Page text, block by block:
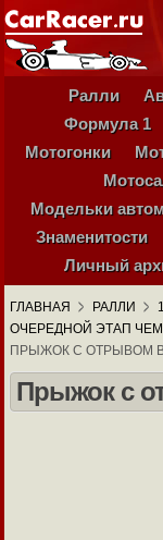
Ралли
Формула 1
Мотогонки
Модельки
Знаменитости
Личный
ГЛАВНАЯ РАЛЛИ
ОЧЕРЕДНОЙ ЭТАП
ПРЫЖОК С ОТРЫВОМ
Прыжок с